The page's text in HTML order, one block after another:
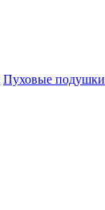
Пуховые подушки